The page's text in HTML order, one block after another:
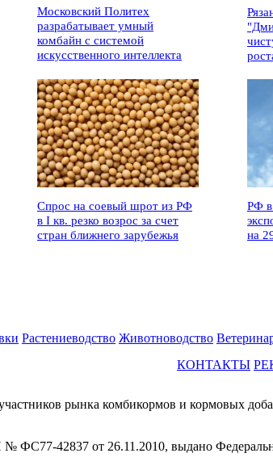
Московский Политех
разрабатывает умный
комбайн с системой
искусственного интеллекта
Спрос на соевый шрот из РФ
в I кв. резко возрос за счет
стран ближнего зарубежья
РФ в
на
Растениеводство Животноводство
КОНТАКТЫ
рынка комбикормов и кормовых
ФС77-42837 от 26.11.2010, выдано